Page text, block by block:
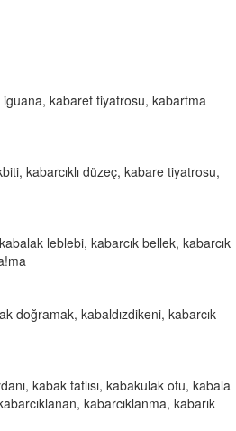
iguana, kabaret tiyatrosu, kabartma
kabarcıklı düzeç, kabare tiyatrosu,
leblebi, kabarcık bellek, kabarcık
doğramak, kabaldızdikeni, kabarcık
kabak tatlısı, kabakulak otu, kabala
kabarcıklanma, kabarık